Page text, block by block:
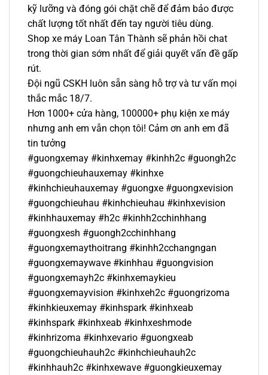
kỹ lưỡng và đóng gói chặt chẽ để đảm bảo được
chất lượng tốt nhất đến tay người tiêu dùng.
Shop xe máy Loan Tân Thành sẽ phản hồi chat
trong thời gian sớm nhất để giải quyết vấn đề gấp
rút.
Đội ngũ CSKH luôn sẵn sàng hỗ trợ và tư vấn mọi
thắc mắc 18/7.
Hơn 1000+ cửa hàng, 100000+ phụ kiện xe máy
nhưng anh em vẫn chọn tôi! Cảm ơn anh em đã
tin tưởng
#guongxemay #kinhxemay #kinhh2c #guongh2c
#guongchieuhauxemay #kinhxe
#kinhchieuhauxemay #guongxe #guongxevision
#guongchieuhau #kinhchieuhau #kinhxevision
#kinhhauxemay #h2c #kinhh2cchinhhang
#guongxesh #guongh2cchinhhang
#guongxemaythoitrang #kinhh2cchangngan
#guongxemaywave #kinhhau #guongvision
#guongxemayh2c #kinhxemaykieu
#guongxemayvision #kinhxeh2c #guongrizoma
#kinhkieuxemay #kinhspark #kinhxeab
#kinhspark #kinhxeab #kinhxeshmode
#kinhrizoma #kinhxevario #guongxeab
#guongchieuhauh2c #kinhchieuhauh2c
#kinhhauh2c #kinhxewave #guongkieuxemay